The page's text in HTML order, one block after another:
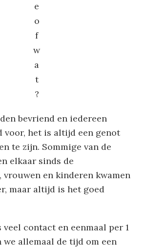
e
o
f
w
a
t
?
bevriend en iedereen
voor, het is altijd een genot
te zijn. Sommige van de
elkaar sinds de
en kinderen kwamen
maar altijd is het goed
veel contact en eenmaal per 1
we allemaal de tijd om een